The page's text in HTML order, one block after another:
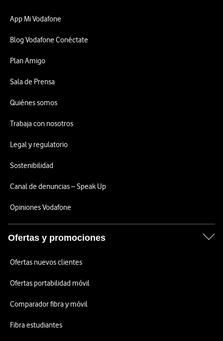
App Mi Vodafone
Blog Vodafone Conéctate
Plan Amigo
Sala de Prensa
Quiénes somos
Trabaja con nosotros
Legal y regulatorio
Sostenibilidad
Canal de denuncias – Speak Up
Opiniones Vodafone
Ofertas y promociones
Ofertas nuevos clientes
Ofertas portabilidad móvil
Comparador fibra y móvil
Fibra estudiantes